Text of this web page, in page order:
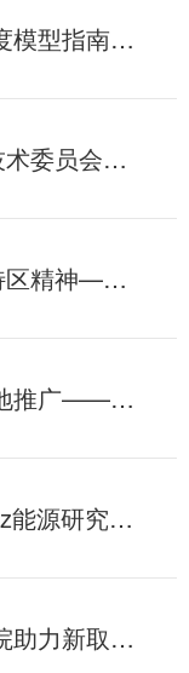
《组织治理 治理成熟度模型指南》等两项国家标准研制工作在上海启动
全国机构治理标准化技术委员会全体会议在上海召开
传承红色基因，弘扬特区精神——我院第六党支部开展八一建军节罗湖桥双拥与国防教育活动
完善标准体系 全域落地推广——我院全力支撑福田区校园食品安全标准化建设工作扎实推进
我院与CLASP、Schatz能源研究中心、市计量检测院开展两项可再生能源离网系统IEC标准转化为国家标准及相关工作研讨会
源头防范食安风险 我院助力新取证餐饮单位上好“开业第一课”